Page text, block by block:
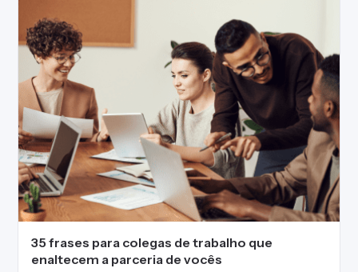
35 frases para colegas de trabalho que
enaltecem a parceria de vocês